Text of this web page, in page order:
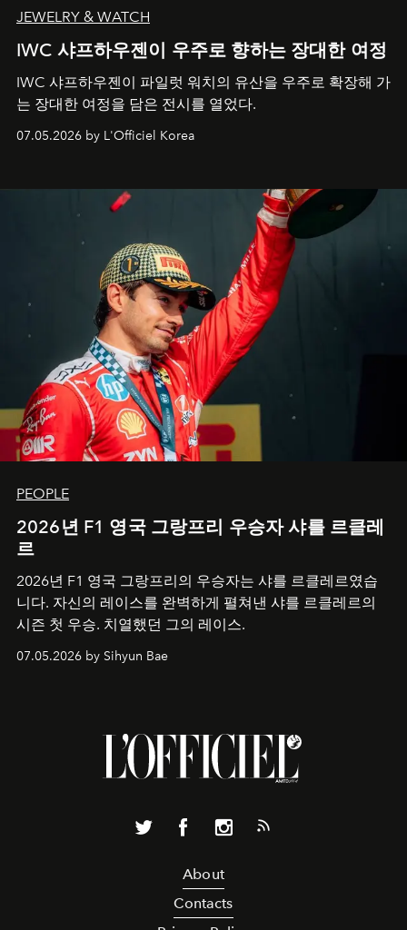
JEWELRY & WATCH
IWC 샤프하우젠이 우주로 향하는 장대한 여정
IWC 샤프하우젠이 파일럿 워치의 유산을 우주로 확장해 가
는 장대한 여정을 담은 전시를 열었다.
07.05.2026 by L'Officiel Korea
PEOPLE
2026년 F1 영국 그랑프리 우승자 샤를 르클레
르
2026년 F1 영국 그랑프리의 우승자는 샤를 르클레르였습
니다. 자신의 레이스를 완벽하게 펼쳐낸 샤를 르클레르의
시즌 첫 우승. 치열했던 그의 레이스.
07.05.2026 by Sihyun Bae
About
Contacts